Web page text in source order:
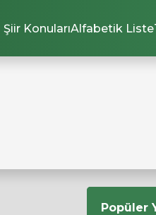
Şiir KonularıAlfabetik Liste
Popüler